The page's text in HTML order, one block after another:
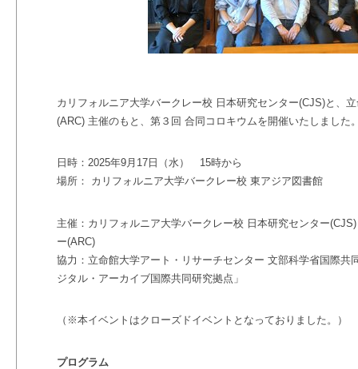
カリフォルニア大学バークレー校 日本研究センター(CJS)と、
(ARC) 主催のもと、第３回 合同コロキウムを開催いたしました
日時：2025年9月17日（水） 15時から
場所： カリフォルニア大学バークレー校 東アジア図書館
主催：カリフォルニア大学バークレー校 日本研究センター
ー(ARC)
協力： 立命館大学アート・リサーチセンター 文部科学省国際共
ジタル・アーカイブ国際共同研究拠点」
（※本イベントはクローズドイベントとなっておりました。）
プログラム